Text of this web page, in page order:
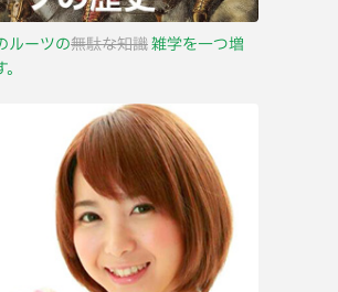
ルーツの無駄な知識雑学を一つ増